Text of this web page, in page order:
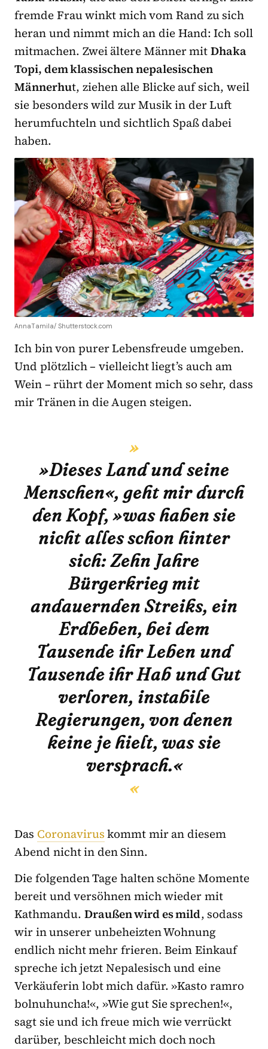
fremde Frau winkt mich vom Rand zu sich
heran und nimmt mich an die Hand: Ich soll
mitmachen. Zwei ältere Männer mitDhaka
Topi, dem klassischen nepalesischen
Männerhut, ziehen alle Blicke auf sich, weil
sie besonders wild zur Musik in der Luft
herumfuchteln und sichtlich Spaß dabei
haben.
AnnaTamila/ Shutterstock.com
Ich bin von purer Lebensfreude umgeben.
Und plötzlich – vielleicht liegt’s auch am
Wein – rührt der Moment mich so sehr, dass
mir Tränen in die Augen steigen.
»Dieses Land und seine
Menschen«, geht mir durch
den Kopf, »was haben sie
nicht alles schon hinter
sich: Zehn Jahre
Bürgerkrieg mit
andauernden Streiks, ein
Erdbeben, bei dem
Tausende ihr Leben und
Tausende ihr Hab und Gut
verloren, instabile
Regierungen, von denen
keine je hielt, was sie
versprach.«
Das Coronaviruskommt mir an diesem
Abend nicht in den Sinn.
Die folgenden Tage halten schöne Momente
bereit und versöhnen mich wieder mit
Kathmandu. Draußen wird es mild, sodass
wir in unserer unbeheizten Wohnung
endlich nicht mehr frieren. Beim Einkauf
spreche ich jetzt Nepalesisch und eine
Verkäuferin lobt mich dafür. »Kasto ramro
bolnuhuncha!«, »Wie gut Sie sprechen!«,
sagt sie und ich freue mich wie verrückt
darüber, beschleicht mich doch noch